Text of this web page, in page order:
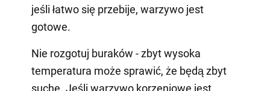
jeśli łatwo się przebije, warzywo jest
gotowe.
Nie rozgotuj buraków - zbyt wysoka
temperatura może sprawić, że będą zbyt